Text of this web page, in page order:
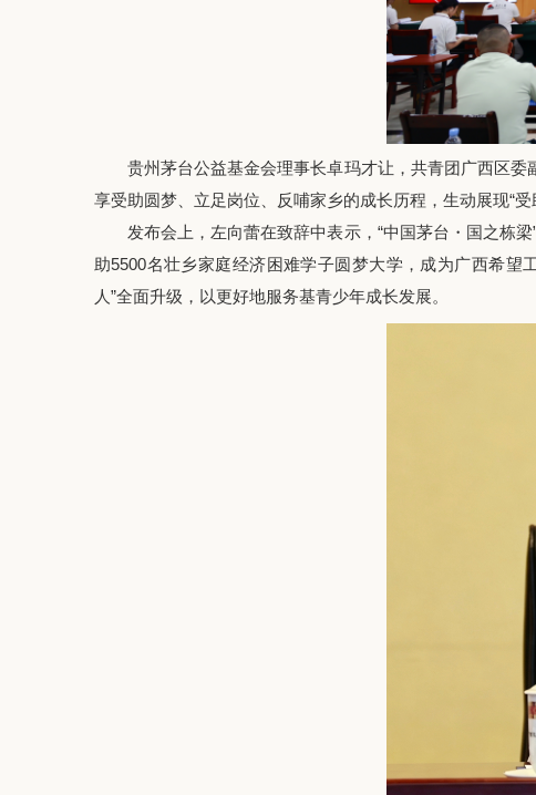
贵州茅台公益基金会理事长卓玛才让，共青团广西区委
享受助圆梦、立足岗位、反哺家乡的成长历程，生动展现“
发布会上，左向蕾在致辞中表示，“中国茅台・国之栋梁
助5500名壮乡家庭经济困难学子圆梦大学，成为广西希望
人”全面升级，以更好地服务基青少年成长发展。